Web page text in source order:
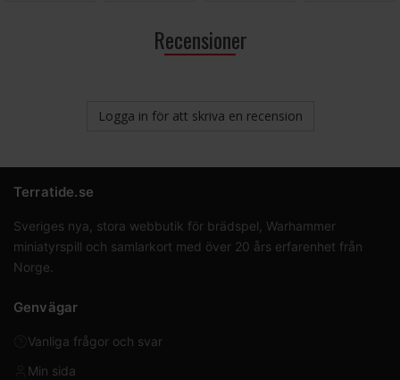
Recensioner
Logga in för att skriva en recension
Terratide.se
Sveriges nya, stora webbutik för brädspel, Warhammer
miniatyrspill och samlarkort med över 20 års erfarenhet från
Norge.
Genvägar
Vanliga frågor och svar
Min sida